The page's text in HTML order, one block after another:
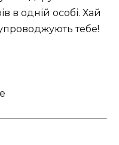
в одній особі. Хай
тебе!